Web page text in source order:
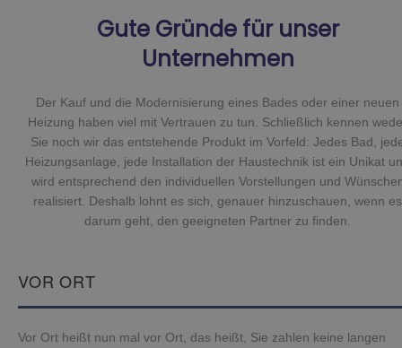
Gute Gründe für unser
Unternehmen
Der Kauf und die Modernisierung eines Bades oder einer neuen
Heizung haben viel mit Vertrauen zu tun. Schließlich kennen
Sie noch wir das entstehende Produkt im Vorfeld: Jedes Bad,
Heizungsanlage, jede Installation der Haustechnik ist ein Unikat
wird entsprechend den individuellen Vorstellungen und
realisiert. Deshalb lohnt es sich, genauer hinzuschauen, wenn es
darum geht, den geeigneten Partner zu finden.
VOR ORT
Vor Ort heißt nun mal vor Ort, das heißt, Sie zahlen keine langen